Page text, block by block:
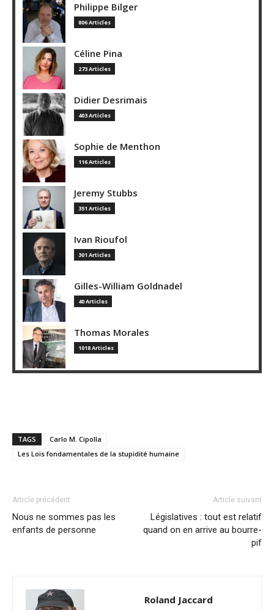
Philippe Bilger
806 Articles
Céline Pina
273 Articles
Didier Desrimais
403 Articles
Sophie de Menthon
116 Articles
Jeremy Stubbs
351 Articles
Ivan Rioufol
301 Articles
Gilles-William Goldnadel
40 Articles
Thomas Morales
1018 Articles
TAGS
Carlo M. Cipolla
Les Lois fondamentales de la stupidité humaine
Article précédent
Nous ne sommes pas les
enfants de personne
Article suivant
Législatives : tout est relatif
quand on en arrive au bourre-
pif
Roland Jaccard